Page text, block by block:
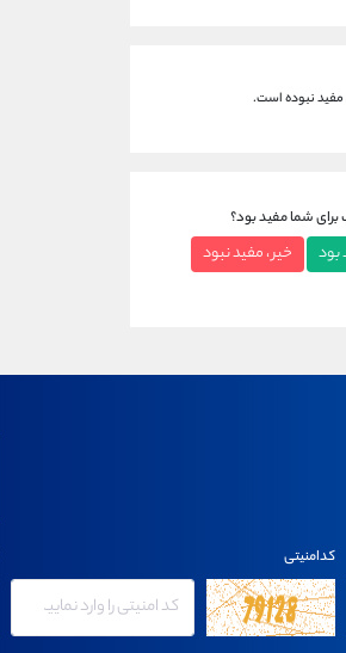
مفید نبوده است.
برای شما مفید بود؟
بود خیر ، مفید نبود
کدامنیتی